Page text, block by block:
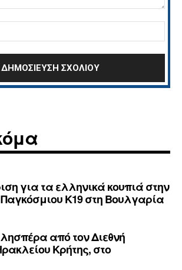
για τα ελληνικά κουπιά στην
Κ19 στη Βουλγαρία
από τον Διεθνή
Κρήτης, στο